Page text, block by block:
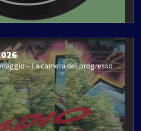
– La camera del progresso